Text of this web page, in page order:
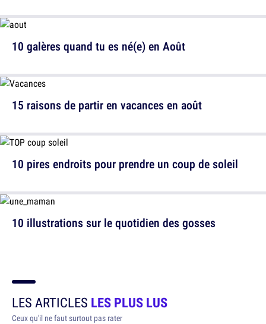
10 galères quand tu es né(e) en Août
10 pires endroits pour prendre un coup de soleil
15 raisons de partir en vacances en août
10 illustrations sur le quotidien des gosses
LES ARTICLES LES PLUS LUS
Ceux qu'il ne faut surtout pas rater